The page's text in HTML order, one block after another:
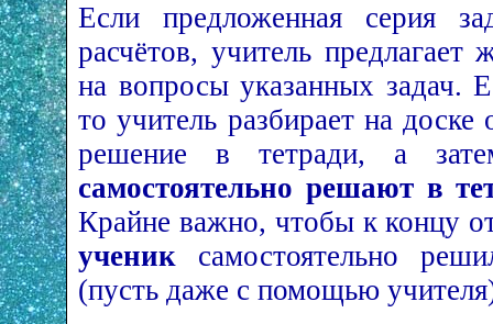
Если предложенная серия
расчётов, учитель
на вопросы указанных задач.
то учитель разбирает на
решение в тетради, а
самостоятельно решают в
Крайне важно, чтобы к концу
ученик самостоятельно
(пусть даже с помощью